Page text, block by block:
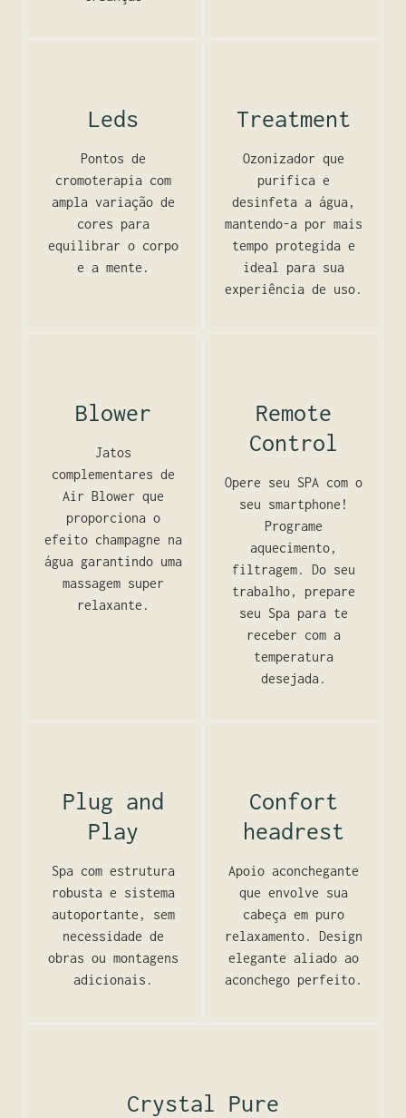
Leds
Pontos de
cromoterapia com
ampla variação de
cores para
equilibrar o corpo
e a mente.
Treatment
Ozonizador que
purifica e
desinfeta a água,
mantendo-a por mais
tempo protegida e
ideal para sua
experiência de uso.
Blower
Jatos
complementares de
Air Blower que
proporciona o
efeito champagne na
água garantindo uma
massagem super
relaxante.
Remote
Control
Opere seu SPA com o
seu smartphone!
Programe
aquecimento,
filtragem. Do seu
trabalho, prepare
seu Spa para te
receber com a
temperatura
desejada.
Plug and
Play
Spa com estrutura
robusta e sistema
autoportante, sem
necessidade de
obras ou montagens
adicionais.
Confort
headrest
Apoio aconchegante
que envolve sua
cabeça em puro
relaxamento. Design
elegante aliado ao
aconchego perfeito.
Crystal Pure